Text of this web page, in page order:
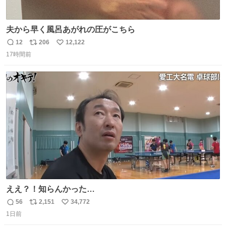
夫から早く風呂あがれの圧がこちら
返
信
12
リ
ポ
ト
数
206
い
12,122
17時間前
ええ？！知らんかった…
返
信
56
リ
2,151
い
34,772
1日前